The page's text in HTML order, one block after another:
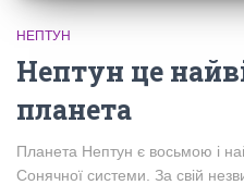
НЕПТУН
Нептун це
планета
Планета Нептун є восьмою і
Сонячної системи. За свій